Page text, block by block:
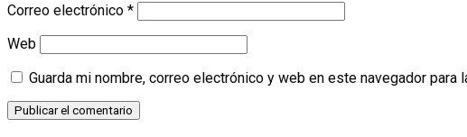
Correo electrónico *
Web
Guarda mi nombre, correo electrónico y web en este navegador para